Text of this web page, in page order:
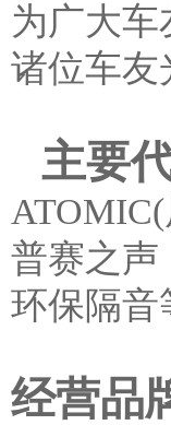
为广大
诸位车友
主要
普赛之声
环保隔音
经营品